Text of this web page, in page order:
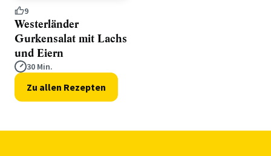
9
Westerländer
Gurkensalat mit Lachs
und Eiern
30 Min.
Zu allen Rezepten